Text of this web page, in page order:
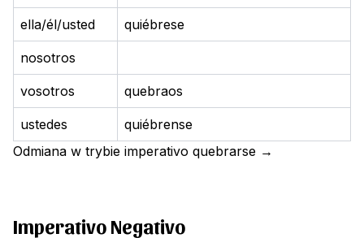
ella/él/usted quiébrese
nosotros
vosotros quebraos
ustedes
quiébrense
Odmiana w trybie imperativo quebrarse →
Imperativo Negativo